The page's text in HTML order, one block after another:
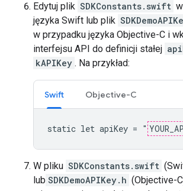
Edytuj plik SDKConstants.swift
języka Swift lub plik
w przypadku języka Objective-C i
interfejsu API do definicji stałej
kAPIKey . Na przykład:
Swift Objective-C
static let apiKey = "
W pliku SDKConstants.swift
lub SDKDemoAPIKey.h (Objective-